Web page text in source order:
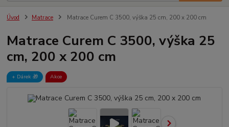
Úvod Matrace Matrace Curem C 3500, výška 25 cm, 200 x 200 cm
Matrace Curem C 3500, výška 25
cm, 200 x 200 cm
+ Dárek️ 🎁 Akce